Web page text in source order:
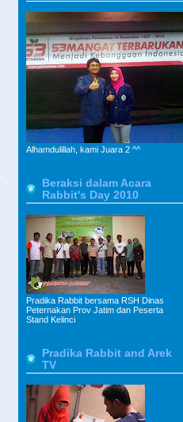
Alhamdulillah, kami Juara 2 ^^
Beraksi dalam Acara
Rabbit's Day 2010
Pradika Rabbit bersama RSH Dinas
Peternakan Prov Jatim dan Peserta
Stand Kelinci
Pradika Rabbit and Arek
TV